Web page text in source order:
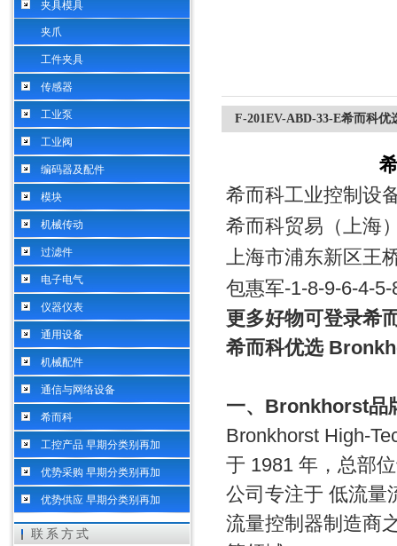
夹具模具
夹爪
工件夹具
传感器
工业泵
工业阀
编码器及配件
模块
机械传动
过滤件
电子电气
仪器仪表
通用设备
机械配件
通信与网络设备
希而科
工控产品 早期分类别再加
优势采购 早期分类别再加
优势供应 早期分类别再加
联系方式
F-201EV-ABD-33-E希而科
希而科工业控制设
希而科贸易（上海
上海市浦东新区王
包惠军-1-8-9-6-4-5-
更多好物可登录希
希而科优选
一、Bronkhorst品
Bronkhorst High-
于 1981 年，总部
公司专注于 低流量
流量控制器制造商